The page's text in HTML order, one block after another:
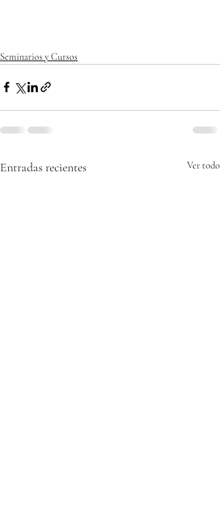
Seminarios y Cursos
Entradas recientes Ver todo